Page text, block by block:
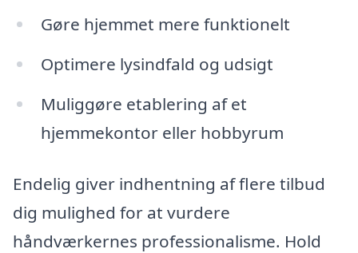
Gøre hjemmet mere funktionelt
Optimere lysindfald og udsigt
Muliggøre etablering af et
hjemmekontor eller hobbyrum
Endelig giver indhentning af flere tilbud
dig mulighed for at vurdere
håndværkernes professionalisme. Hold